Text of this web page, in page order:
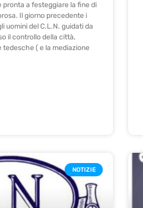
pronta a festeggiare la fine di
Il giorno precedente i
uomini del C.L.N. guidati da
il controllo della città,
( e la mediazione
NOTIZIE